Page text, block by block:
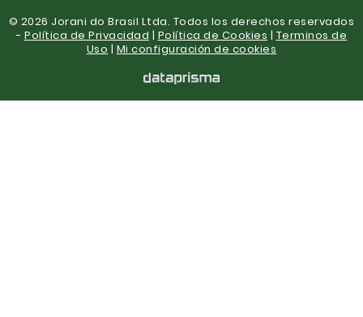
© 2026 Jorani do Brasil Ltda. Todos los derechos reservados
- Política de Privacidad | Política de Cookies | Terminos de
Uso | Mi configuración de cookies